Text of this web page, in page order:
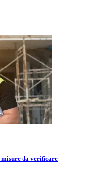
misure da verificare